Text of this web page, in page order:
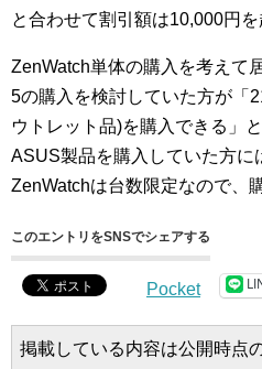
と合わせて割引額は10,000円を
ZenWatch単体の購入を考えて
5の購入を検討していた方が「
ウトレット品)を購入できる」
ASUS製品を購入していた方に
ZenWatchは台数限定なので、
このエントリをSNSでシェアする
Pocket
掲載している内容は公開時点